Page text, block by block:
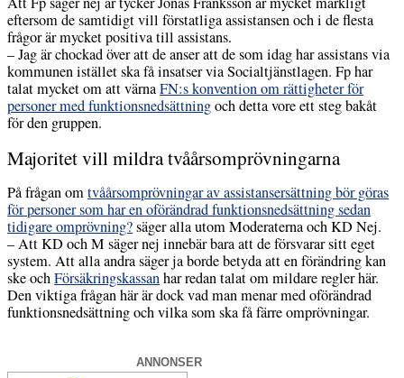
eftersom de samtidigt vill förstatliga assistansen och i de flesta
frågor är mycket positiva till assistans.
– Jag är chockad över att de anser att de som idag har assistans via
kommunen istället ska få insatser via Socialtjänstlagen. Fp har
talat mycket om att värnaFN:s konvention om rättigheter för
personer med funktionsnedsättningoch detta vore ett steg bakåt
för den gruppen.
Majoritet vill mildra tvåårsomprövningarna
På frågan omtvåårsomprövningar av assistansersättning bör göras
för personer som har en oförändrad funktionsnedsättning sedan
tidigare omprövning?säger alla utom Moderaterna och KD Nej.
– Att KD och M säger nej innebär bara att de försvarar sitt eget
system. Att alla andra säger ja borde betyda att en förändring kan
ske ochFörsäkringskassanhar redan talat om mildare regler här.
Den viktiga frågan här är dock vad man menar med oförändrad
funktionsnedsättning och vilka som ska få färre omprövningar.
ANNONSER